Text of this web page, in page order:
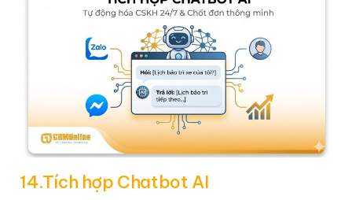
14.Tích hợp Chatbot AI